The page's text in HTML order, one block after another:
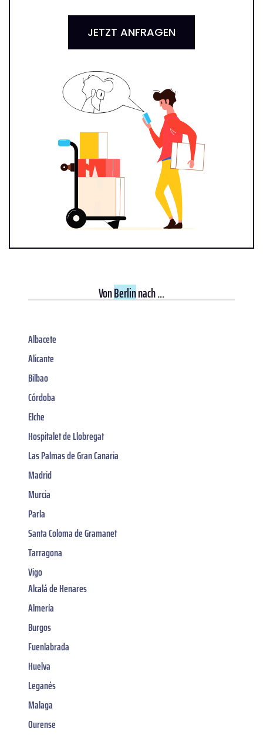
JETZT ANFRAGEN
VonBerlinnach ...
Albacete
Alicante
Bilbao
Córdoba
Elche
Hospitalet de Llobregat
Las Palmas de Gran Canaria
Madrid
Murcia
Parla
Santa Coloma de Gramanet
Tarragona
Vigo
Alcalá de Henares
Almería
Burgos
Fuenlabrada
Huelva
Leganés
Malaga
Ourense